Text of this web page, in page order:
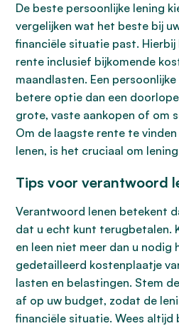
De beste persoonlijke lening
vergelijken wat het beste bij
financiële situatie past.
rente inclusief bijkomende
maandlasten. Een
betere optie dan een
grote, vaste aankopen of om
Om de laagste rente te
lenen, is het cruciaal om
Tips voor verantwoord
Verantwoord lenen betekent
dat u echt kunt terugbetalen.
en leen niet meer dan u nodig
gedetailleerd kostenplaatje
lasten en belastingen. Stem
af op uw budget, zodat de
financiële situatie. Wees altijd